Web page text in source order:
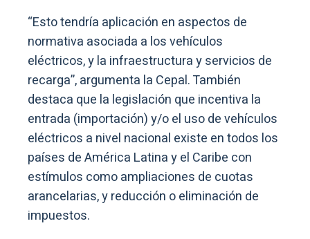
“Esto tendría aplicación en aspectos de
normativa asociada a los vehículos
eléctricos, y la infraestructura y servicios de
recarga”, argumenta la Cepal. También
destaca que la legislación que incentiva la
entrada (importación) y/o el uso de vehículos
eléctricos a nivel nacional existe en todos los
países de América Latina y el Caribe con
estímulos como ampliaciones de cuotas
arancelarias, y reducción o eliminación de
impuestos.